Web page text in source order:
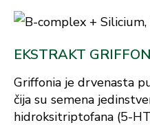
EKSTRAKT
Griffonia je drvenasta
čija su semena
hidroksitriptofana (5-